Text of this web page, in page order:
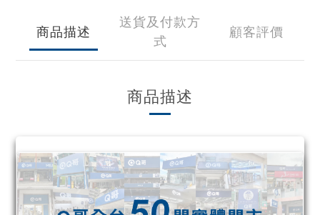
商品描述
送貨及付款方
式
顧客評價
商品描述